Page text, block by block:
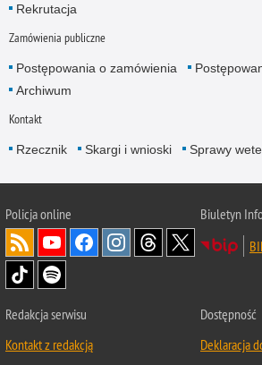
Rekrutacja
Zamówienia publiczne
Postępowania o zamówienia
Archiwum
Kontakt
Rzecznik Skargi i wnioski Sprawy
Policjaonline
Biuletyn
Redakcja serwisu
Kontakt z redakcją
Dostępność
Deklaracja